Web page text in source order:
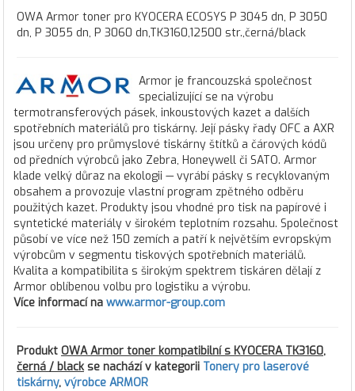
OWA Armor toner pro KYOCERA ECOSYS P 3045 dn, P 3050
dn, P 3055 dn, P 3060 dn,TK3160,12500 str.,černá/black
Armor je francouzská společnost
specializující se na výrobu
termotransferových pásek, inkoustových kazet a dalších
spotřebních materiálů pro tiskárny. Její pásky řady OFC a AXR
jsou určeny pro průmyslové tiskárny štítků a čárových kódů
od předních výrobců jako Zebra, Honeywell či SATO. Armor
klade velký důraz na ekologii — vyrábí pásky s recyklovaným
obsahem a provozuje vlastní program zpětného odběru
použitých kazet. Produkty jsou vhodné pro tisk na papírové i
syntetické materiály v širokém teplotním rozsahu. Společnost
působí ve více než 150 zemích a patří k největším evropským
výrobcům v segmentu tiskových spotřebních materiálů.
Kvalita a kompatibilita s širokým spektrem tiskáren dělají z
Armor oblíbenou volbu pro logistiku a výrobu.
Více informací na www.armor-group.com
Produkt OWA Armor toner kompatibilní s KYOCERA TK3160,
černá / blackse nachází v kategorii Tonery pro laserové
tiskárny, výrobce ARMOR